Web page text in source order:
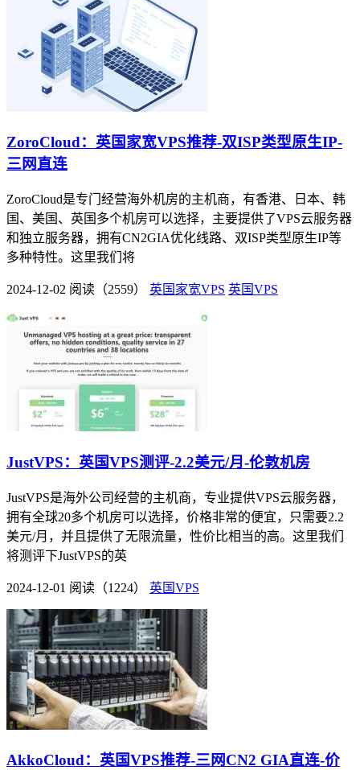
ZoroCloud：英国家宽VPS推荐-双ISP类型原生IP-
三网直连
ZoroCloud是专门经营海外机房的主机商，有香港、日本、韩
国、美国、英国多个机房可以选择，主要提供了VPS云服务器
和独立服务器，拥有CN2GIA优化线路、双ISP类型原生IP等
多种特性。这里我们将
2024-12-02 阅读（2559） 英国家宽VPS 英国VPS
JustVPS：英国VPS测评-2.2美元/月-伦敦机房
JustVPS是海外公司经营的主机商，专业提供VPS云服务器，
拥有全球20多个机房可以选择，价格非常的便宜，只需要2.2
美元/月，并且提供了无限流量，性价比相当的高。这里我们
将测评下JustVPS的英
2024-12-01 阅读（1224） 英国VPS
AkkoCloud：英国VPS推荐-三网CN2 GIA直连-价